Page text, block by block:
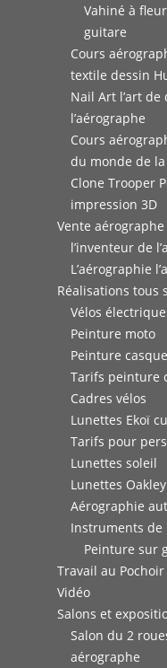
Vahiné à
guitare
Cours
textile dessin
Nail Art l’art de
l’aérographe
Cours
du monde de
Clone Trooper
impression 3D
Vente aérographe
l’inventeur de
L’aérographie
Réalisations tous
Vélos
Peinture moto
Peinture
Tarifs peinture
Cadres vélos
Lunettes Ekoï
Tarifs pour
Lunettes soleil
Lunettes
Aérographie
Instruments de
Peinture sur
Travail au Pochoir
Vidéo
Salons et
Salon du 2
aérographe